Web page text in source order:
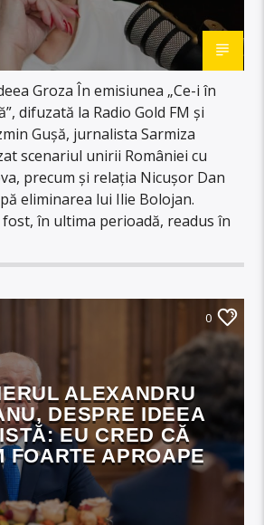
Groza În emisiunea „Ce-i în
difuzată la Radio Gold FM și
Gușă, jurnalista Sarmiza
scenariul unirii României cu
precum și relația Nicușor Dan
eliminarea lui Ilie Bolojan.
în ultima perioadă, readus în
0
ALEXANDRU
DESPRE IDEEA
EU CRED CĂ
FOARTE APROAPE